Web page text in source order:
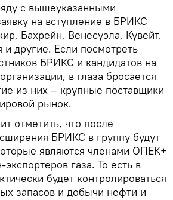
с вышеуказанными
на вступление в БРИКС
Бахрейн, Венесуэла, Кувейт,
другие. Если посмотреть
БРИКС и кандидатов на
в глаза бросается
из них – крупные поставщики
рынок.
отметить, что после
БРИКС в группу будут
являются членами ОПЕК+
газа. То есть в
будет контролироваться
запасов и добычи нефти и